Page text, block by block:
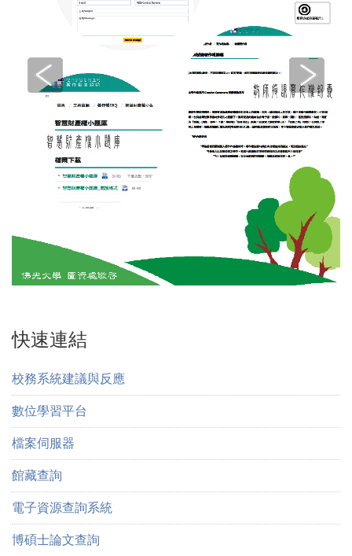
快速連結
校務系統建議與反應
數位學習平台
檔案伺服器
館藏查詢
電子資源查詢系統
博碩士論文查詢